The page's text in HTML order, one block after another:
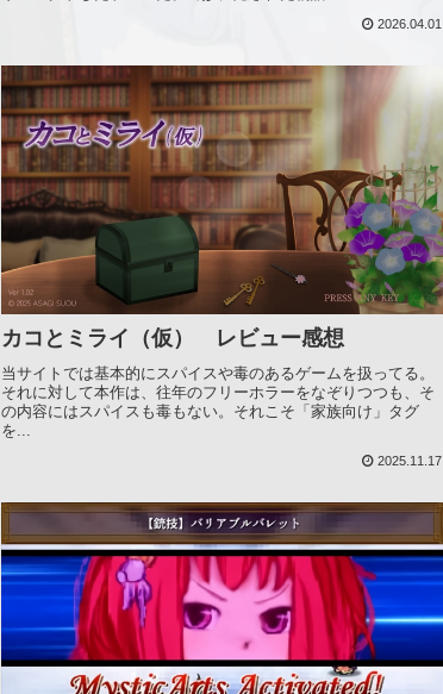
2026.04.01
カコとミライ（仮） レビュー感想
当サイトでは基本的にスパイスや毒のあるゲームを扱ってる。
それに対して本作は、往年のフリーホラーをなぞりつつも、そ
の内容にはスパイスも毒もない。それこそ「家族向け」タグ
を...
2025.11.17